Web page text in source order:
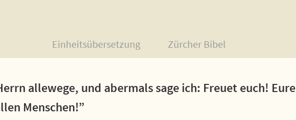
Einheitsübersetzung Zürcher Bibel
allewege, und abermals sage ich: Freuet euch! Eure
Menschen!”